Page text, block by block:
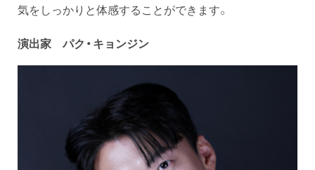
気をしっかりと体感することができます。
演出家 パク・キョンジン